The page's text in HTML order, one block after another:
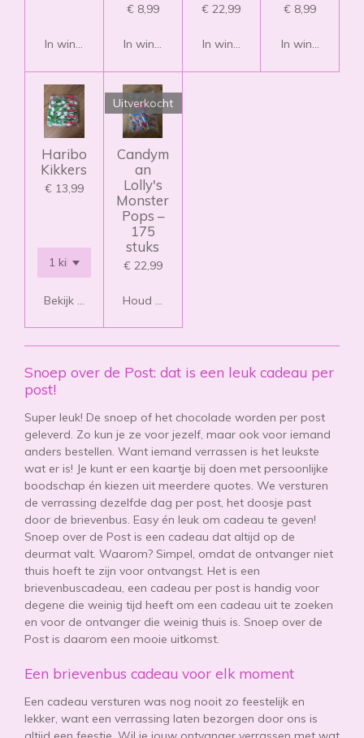
In winkelwagen
€ 8,99
In winkelwagen
€ 22,99
In winkelwagen
€ 8,99
In winkelwagen
Haribo
Kikkers
€ 13,99
Bekijk details
Uitverkocht
Candym
an
Lolly's
Monster
Pops –
175
stuks
€ 22,99
Houd mij op de hoogte
Snoep over de Post: dat is een leuk cadeau per
post!
Super leuk! De snoep of het chocolade worden per post
geleverd. Zo kun je ze voor jezelf, maar ook voor iemand
anders bestellen. Want iemand verrassen is het leukste
wat er is! Je kunt er een kaartje bij doen met persoonlijke
boodschap én kiezen uit meerdere quotes. We versturen
de verrassing dezelfde dag per post, het doosje past
door de brievenbus. Easy én leuk om cadeau te geven!
Snoep over de Post is een cadeau dat altijd op de
deurmat valt. Waarom? Simpel, omdat de ontvanger niet
thuis hoeft te zijn voor ontvangst. Het is een
brievenbuscadeau, een cadeau per post is handig voor
degene die weinig tijd heeft om een cadeau uit te zoeken
en voor de ontvanger die weinig thuis is. Snoep over de
Post is daarom een mooie uitkomst.
Een brievenbus cadeau voor elk moment
Een cadeau versturen was nog nooit zo feestelijk en
lekker, want een verrassing laten bezorgen door ons is